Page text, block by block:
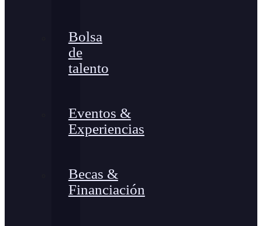
Bolsa
de
talento
Eventos &
Experiencias
Becas &
Financiación